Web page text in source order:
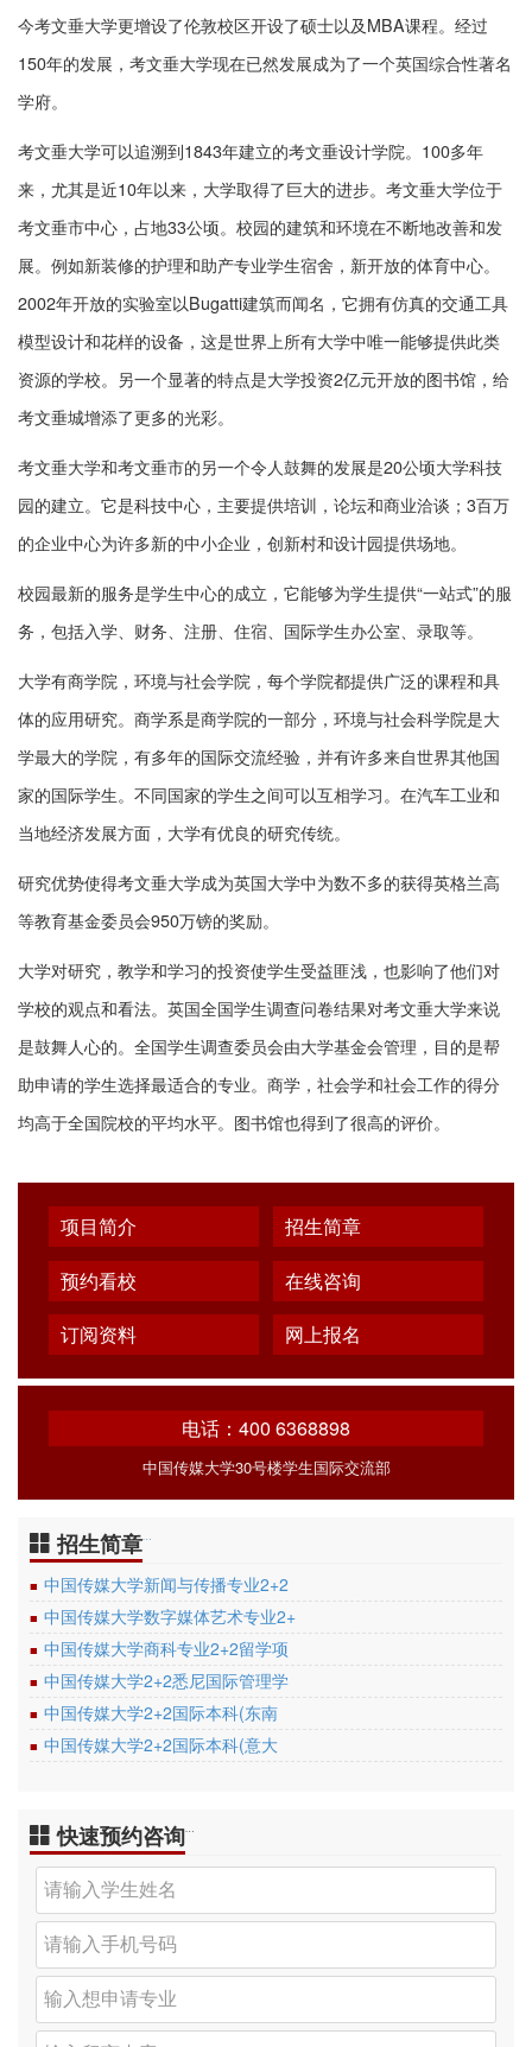
今考文垂大学更增设了伦敦校区开设了硕士以及MBA课程。经过
150年的发展，考文垂大学现在已然发展成为了一个英国综合性著名
学府。
考文垂大学可以追溯到1843年建立的考文垂设计学院。100多年
来，尤其是近10年以来，大学取得了巨大的进步。考文垂大学位于
考文垂市中心，占地33公顷。校园的建筑和环境在不断地改善和发
展。例如新装修的护理和助产专业学生宿舍，新开放的体育中心。
2002年开放的实验室以Bugatti建筑而闻名，它拥有仿真的交通工具
模型设计和花样的设备，这是世界上所有大学中唯一能够提供此类
资源的学校。另一个显著的特点是大学投资2亿元开放的图书馆，给
考文垂城增添了更多的光彩。
考文垂大学和考文垂市的另一个令人鼓舞的发展是20公顷大学科技
园的建立。它是科技中心，主要提供培训，论坛和商业洽谈；3百万
的企业中心为许多新的中小企业，创新村和设计园提供场地。
校园最新的服务是学生中心的成立，它能够为学生提供“一站式”的服
务，包括入学、财务、注册、住宿、国际学生办公室、录取等。
大学有商学院，环境与社会学院，每个学院都提供广泛的课程和具
体的应用研究。商学系是商学院的一部分，环境与社会科学院是大
学最大的学院，有多年的国际交流经验，并有许多来自世界其他国
家的国际学生。不同国家的学生之间可以互相学习。在汽车工业和
当地经济发展方面，大学有优良的研究传统。
研究优势使得考文垂大学成为英国大学中为数不多的获得英格兰高
等教育基金委员会950万镑的奖励。
大学对研究，教学和学习的投资使学生受益匪浅，也影响了他们对
学校的观点和看法。英国全国学生调查问卷结果对考文垂大学来说
是鼓舞人心的。全国学生调查委员会由大学基金会管理，目的是帮
助申请的学生选择最适合的专业。商学，社会学和社会工作的得分
均高于全国院校的平均水平。图书馆也得到了很高的评价。
项目简介
招生简章
预约看校
在线咨询
订阅资料
网上报名
电话：400 6368898
中国传媒大学30号楼学生国际交流部
招生简章
■ 中国传媒大学新闻与传播专业2+2
■ 中国传媒大学数字媒体艺术专业2+
■ 中国传媒大学商科专业2+2留学项
■ 中国传媒大学2+2悉尼国际管理学
■ 中国传媒大学2+2国际本科(东南
■ 中国传媒大学2+2国际本科(意大
快速预约咨询